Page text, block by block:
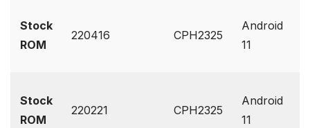
Stock
ROM
220416 CPH2325
Android
11
Stock
ROM
220221 CPH2325
Android
11